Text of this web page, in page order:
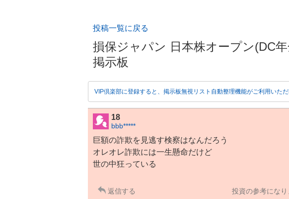
投稿一覧に戻る
損保ジャパン 日本株オープン(DC
掲示板
VIP倶楽部に登録すると、掲示板無視リスト自動整理機能がご利用いた
18
bbb*****
巨額の詐欺を見逃す検察はなんだろう
オレオレ詐欺には一生懸命だけど
世の中狂っている
返信する 投資の参考になり